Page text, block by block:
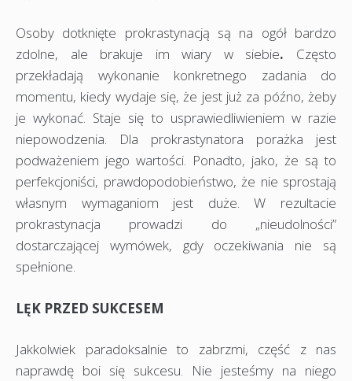
Osoby dotknięte prokrastynacją są na ogół bardzo
zdolne, ale brakuje im wiary w siebie. Często
przekładają wykonanie konkretnego zadania do
momentu, kiedy wydaje się, że jest już za późno, żeby
je wykonać. Staje się to usprawiedliwieniem w razie
niepowodzenia. Dla prokrastynatora porażka jest
podważeniem jego wartości. Ponadto, jako, że są to
perfekcjoniści, prawdopodobieństwo, że nie sprostają
własnym wymaganiom jest duże. W rezultacie
prokrastynacja prowadzi do „nieudolności”
dostarczającej wymówek, gdy oczekiwania nie są
spełnione.
LĘK PRZED SUKCESEM
Jakkolwiek paradoksalnie to zabrzmi, część z nas
naprawdę boi się sukcesu. Nie jesteśmy na niego